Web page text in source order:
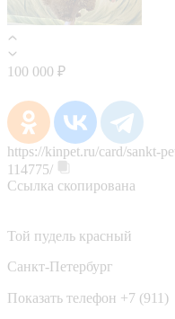
100 000 ₽
https://kinpet.ru/card/sankt-
114775/
Ссылка скопирована
Той пудель красный
Санкт-Петербург
Показать телефон +7